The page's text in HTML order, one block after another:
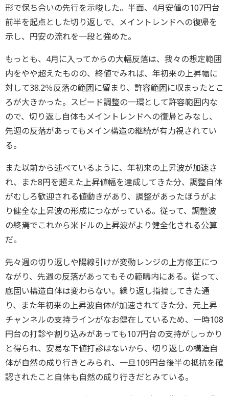
形で保ち合いの先行を示唆した。半面、4月安値の107円台
前半を起点とした切り返しで、メイントレンドへの復帰を
示し、円安の流れを一段と強めた。
もっとも、4月に入ってからの大幅反落は、我々の想定範囲
内をやや超えたものの、終値でみれば、年初来の上昇幅に
対して38.2％反落の範囲に留まり、許容範囲に収まったとこ
ろが大きかった。スピード調整の一環として許容範囲内な
ので、切り返し自体もメイントレンドへの復帰とみなし、
先週の反落があってもメイン構造の継続が有力視されてい
る。
また以前から述べているように、年初来の上昇波が加速さ
れ、また8円を超えた上昇値幅を達成してきた分、調整自体
がむしろ歓迎される値動きがあり、調整があったほうがよ
り健全な上昇波の形成につながっている。従って、調整波
の終焉でこれから米ドルの上昇波がより健全化される公算
だ。
先々週の切り返しや陽線引けが変動レンジの上方修正につ
ながり、先週の反落があってもその範疇内にある。従って、
底固い構造自体は変わらない。繰り返し指摘してきた通
り、また年初来の上昇波自体が加速されてきた分、元上昇
チャンネルの支持ラインがなお健在しているため、一時108
円台の打診や割り込みがあっても107円台の支持がしっかり
と得られ、安易な下値打診はないから、切り返しの構造自
体が自然の成り行きとみられ、一旦109円台後半の抵抗を確
認されたこと自体も自然の成り行きだとみている。